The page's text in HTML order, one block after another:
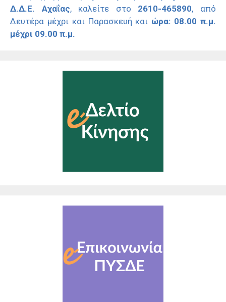
Δ.Δ.Ε. Αχαΐας, καλείτε στο 2610-465890, από
Δευτέρα μέχρι και Παρασκευή και ώρα: 08.00 π.μ.
μέχρι 09.00 π.μ.